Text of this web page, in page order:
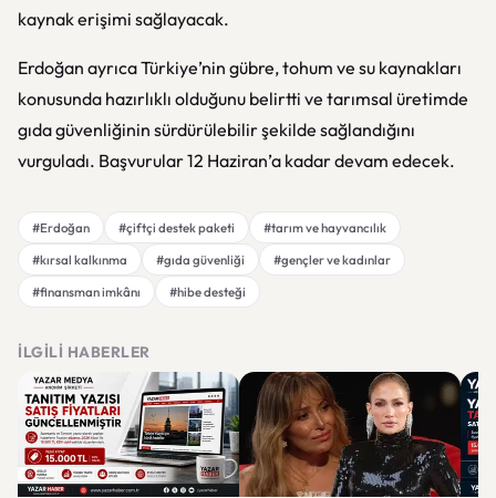
kaynak erişimi sağlayacak.
Erdoğan ayrıca Türkiye’nin gübre, tohum ve su kaynakları
konusunda hazırlıklı olduğunu belirtti ve tarımsal üretimde
gıda güvenliğinin sürdürülebilir şekilde sağlandığını
vurguladı. Başvurular 12 Haziran’a kadar devam edecek.
#Erdoğan #çiftçi destek paketi
#tarım ve hayvancılık
#kırsal kalkınma
#gıda güvenliği
#gençler ve kadınlar
#finansman imkânı
#hibe desteği
İLGILI HABERLER